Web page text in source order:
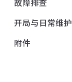
故障排查
开局与日常维护
附件